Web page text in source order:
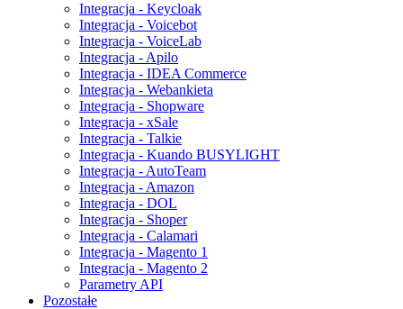
Integracja - Keycloak
Integracja - Voicebot
Integracja - VoiceLab
Integracja - Apilo
Integracja - IDEA Commerce
Integracja - Webankieta
Integracja - Shopware
Integracja - xSale
Integracja - Talkie
Integracja - Kuando BUSYLIGHT
Integracja - AutoTeam
Integracja - Amazon
Integracja - DOL
Integracja - Shoper
Integracja - Calamari
Integracja - Magento 1
Integracja - Magento 2
Parametry API
Pozostałe